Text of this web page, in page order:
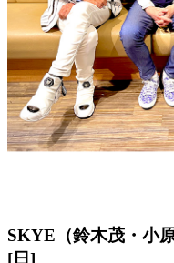
SKYE（鈴木茂・小
[日]